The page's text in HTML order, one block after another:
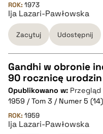
pobierz cytat
BIBTEX
pobierz cytat
ROK: 1973
Ija Lazari-Pawłowska
Zacytuj Udostępnij
CZYSTY TEKST
pobierz cytat
Gandhi w obronie
90 rocznicę
Opublikowano w:
1959 / Tom 3 / Numer 5
ROK: 1959
Ija Lazari-Pawłowska